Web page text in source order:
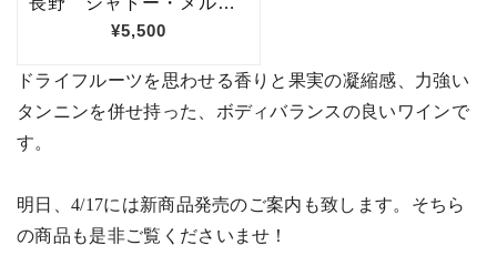
ドライフルーツを思わせる香りと果実の凝縮感、力強い
タンニンを併せ持った、ボディバランスの良いワインで
す。
明日、 4/17には新商品発売のご案内も致します。そちら
の商品も是非ご覧くださいませ！